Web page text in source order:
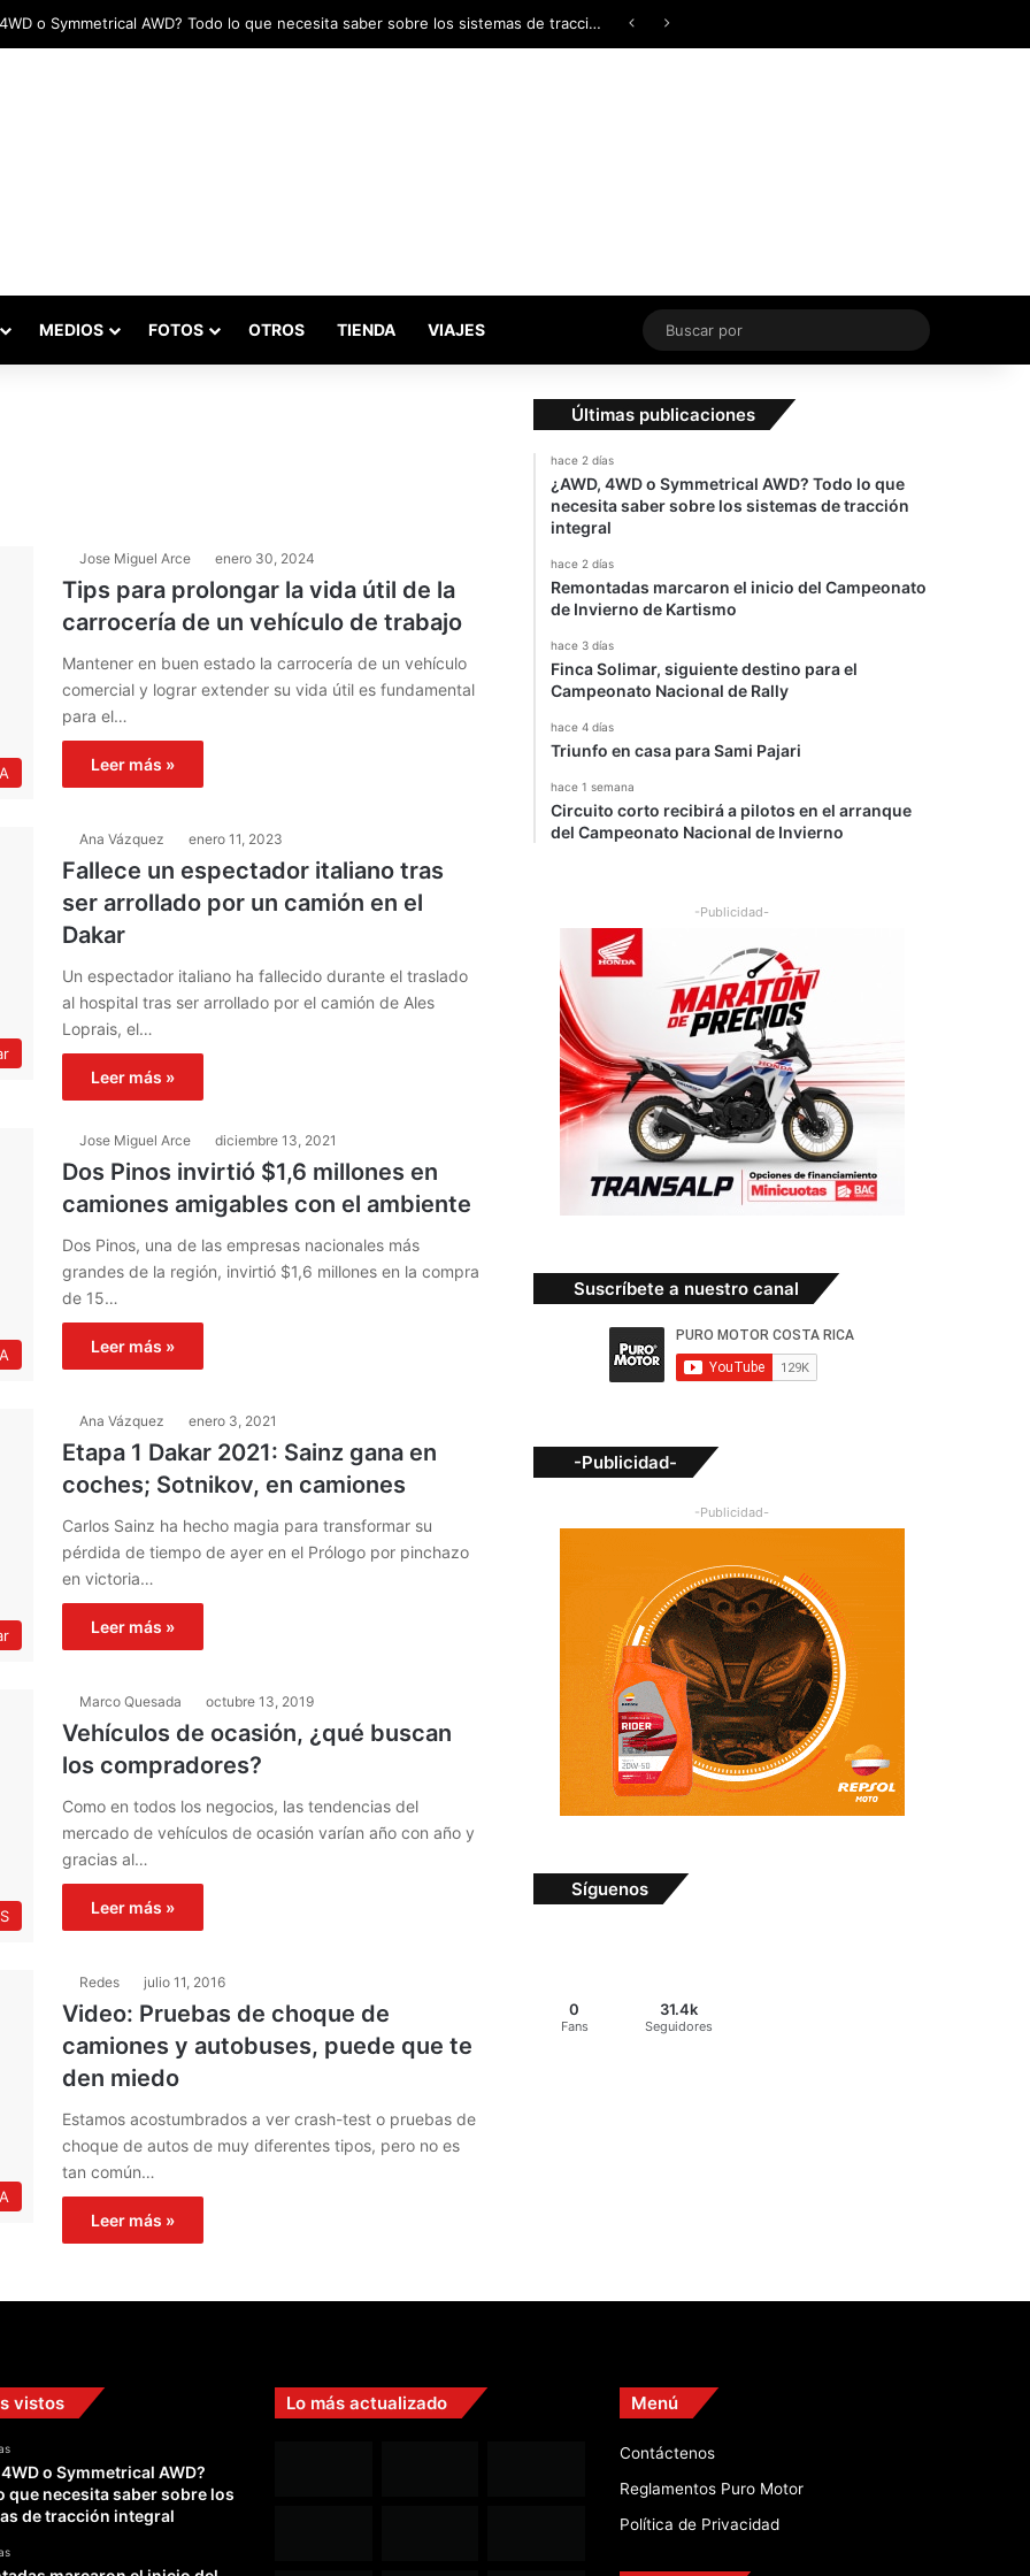
¿AWD, 4WD o Symmetrical AWD? Todo lo que necesita saber sobre los sistemas de tracción integral
MEDIOS FOTOS OTROS TIENDA VIAJES
Buscar
por
Jose Miguel Arce enero 30, 2024
Tips para prolongar la vida útil de la
carrocería de un vehículo de trabajo
Mantener en buen estado la carrocería de un vehículo
comercial y lograr extender su vida útil es fundamental
para el…
Leer más »
Ana Vázquez enero 11, 2023
Fallece un espectador italiano tras
ser arrollado por un camión en el
Dakar
Un espectador italiano ha fallecido durante el traslado
al hospital tras ser arrollado por el camión de Ales
Loprais, el…
Leer más »
Jose Miguel Arce diciembre 13, 2021
Dos Pinos invirtió $1,6 millones en
camiones amigables con el ambiente
Dos Pinos, una de las empresas nacionales más
grandes de la región, invirtió $1,6 millones en la compra
de 15…
Leer más »
Ana Vázquez enero 3, 2021
Etapa 1 Dakar 2021: Sainz gana en
coches; Sotnikov, en camiones
Carlos Sainz ha hecho magia para transformar su
pérdida de tiempo de ayer en el Prólogo por pinchazo
en victoria…
Leer más »
Marco Quesada octubre 13, 2019
Vehículos de ocasión, ¿qué buscan
los compradores?
Como en todos los negocios, las tendencias del
mercado de vehículos de ocasión varían año con año y
gracias al…
Leer más »
Redes julio 11, 2016
Video: Pruebas de choque de
camiones y autobuses, puede que te
den miedo
Estamos acostumbrados a ver crash-test o pruebas de
choque de autos de muy diferentes tipos, pero no es
tan común…
Leer más »
Últimas publicaciones
hace 2 días
¿AWD, 4WD o Symmetrical AWD? Todo lo que
necesita saber sobre los sistemas de tracción
integral
hace 2 días
Remontadas marcaron el inicio del Campeonato
de Invierno de Kartismo
hace 3 días
Finca Solimar, siguiente destino para el
Campeonato Nacional de Rally
hace 4 días
Triunfo en casa para Sami Pajari
hace 1 semana
Circuito corto recibirá a pilotos en el arranque
del Campeonato Nacional de Invierno
-Publicidad-
Suscríbete a nuestro canal
-Publicidad-
-Publicidad-
Síguenos
0
Fans
31.4k
Seguidores
vistos
4WD o Symmetrical AWD?
que necesita saber sobre los
de tracción integral
Lo más actualizado Menú
Contáctenos
Reglamentos Puro Motor
Política de Privacidad